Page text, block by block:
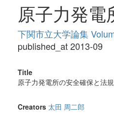
原子力発電
下関市立大学論集
published_at 2013-09
Title
原子力発電所の安全確保と法規
Creators 太田 周二郎